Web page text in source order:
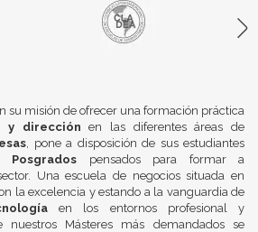
su misión de ofrecer una formación práctica
y dirección en las diferentes áreas de
, pone a disposición de sus estudiantes
pensados para formar a
Una escuela de negocios situada en
la excelencia y estando a la vanguardia de
en los entornos profesional y
nuestros Másteres más demandados se